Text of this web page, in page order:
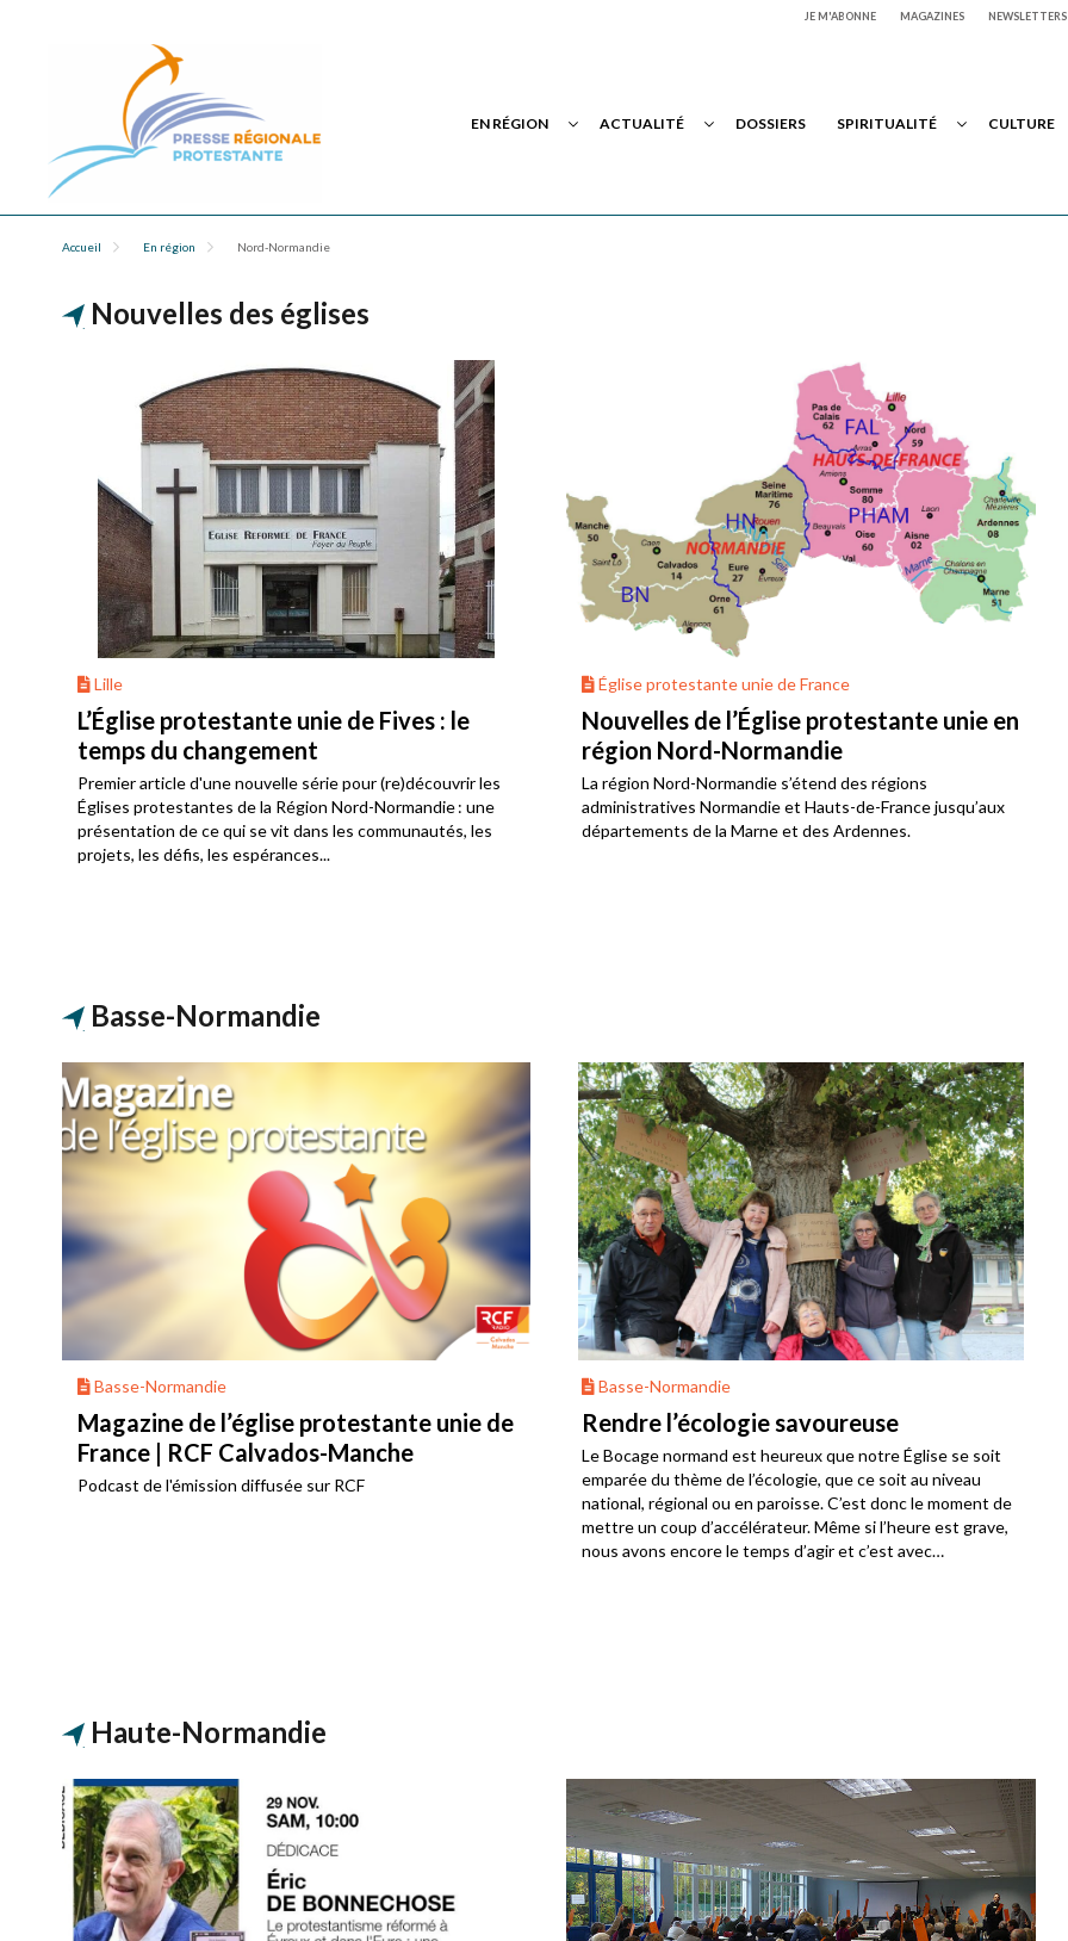
JE M'ABONNE MAGAZINES NEWSLETTERS
EN RÉGION ACTUALITÉ DOSSIERS SPIRITUALITÉ CULTURE
Accueil En région Nord-Normandie
Nouvelles des églises
Lille
L’Église protestante unie de Fives : le
temps du changement
Premier article d'une nouvelle série pour (re)découvrir les
Églises protestantes de la Région Nord-Normandie : une
présentation de ce qui se vit dans les communautés, les
projets, les défis, les espérances...
Église protestante unie de France
Nouvelles de l’Église protestante unie en
région Nord-Normandie
La région Nord-Normandie s’étend des régions
administratives Normandie et Hauts-de-France jusqu’aux
départements de la Marne et des Ardennes.
Basse-Normandie
Basse-Normandie
Magazine de l’église protestante unie de
France | RCF Calvados-Manche
Podcast de l'émission diffusée sur RCF
Basse-Normandie
Rendre l’écologie savoureuse
Le Bocage normand est heureux que notre Église se soit
emparée du thème de l’écologie, que ce soit au niveau
national, régional ou en paroisse. C’est donc le moment de
mettre un coup d’accélérateur. Même si l’heure est grave,
nous avons encore le temps d’agir et c’est avec
Haute-Normandie